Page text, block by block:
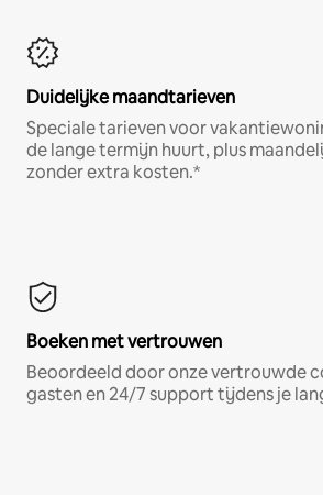
Duidelijke maandtarieven
Speciale tarieven voor
de lange termijn huurt, plus
zonder extra kosten.*
Boeken met vertrouwen
Beoordeeld door onze vertrouwde
gasten en 24/7 support tijdens je